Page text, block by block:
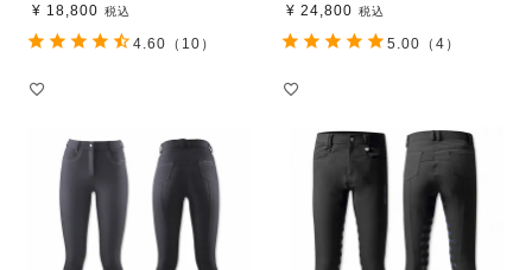
¥ 18,800 税込
4.60 （10）
¥ 24,800 税込
5.00 （4）